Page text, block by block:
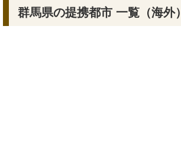
群馬県の提携都市 一覧（海外）